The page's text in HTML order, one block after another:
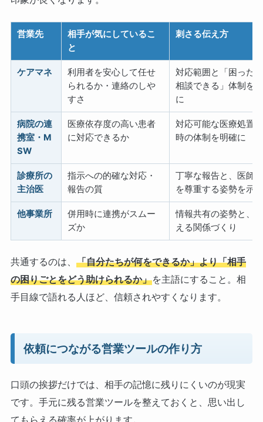
営業先
相手が気にしているこ
と
刺さる伝え方
ケアマネ
利用者を安心して任せ
られるか・連絡のしや
すさ
対応範囲と「困った
相談できる」体制を
に
病院の連
携室・M
SW
医療依存度の高い患者
に対応できるか
対応可能な医療処置
時の体制を明確に
診療所の
主治医
指示への的確な対応・
報告の質
丁寧な報告と、医師
を尊重する姿勢を示
他事業所
併用時に連携がスムー
ズか
情報共有の姿勢と、
える関係づくり
共通するのは、 「自分たちが何をできるか」より「相手
の困りごとをどう助けられるか」を主語にすること。相
手目線で語れる人ほど、信頼されやすくなります。
依頼につながる営業ツールの作り方
口頭の挨拶だけでは、相手の記憶に残りにくいのが現実
です。手元に残る営業ツールを整えておくと、思い出し